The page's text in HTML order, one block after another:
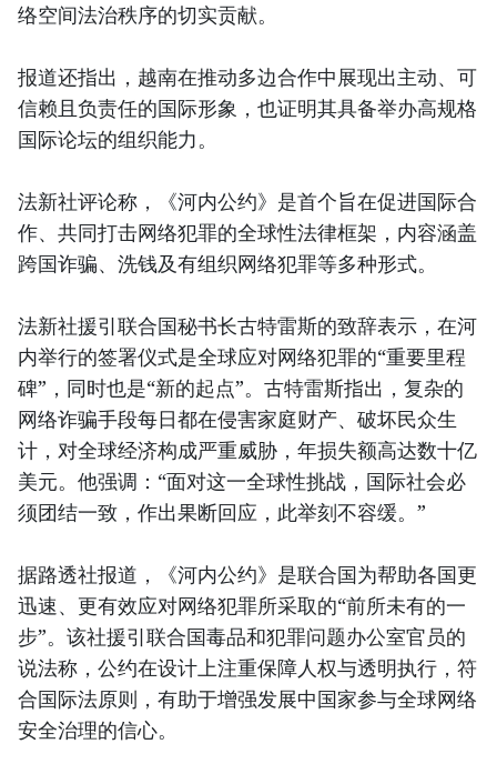
络空间法治秩序的切实贡献。
报道还指出，越南在推动多边合作中展现出主动、可
信赖且负责任的国际形象，也证明其具备举办高规格
国际论坛的组织能力。
法新社评论称，《河内公约》是首个旨在促进国际合
作、共同打击网络犯罪的全球性法律框架，内容涵盖
跨国诈骗、洗钱及有组织网络犯罪等多种形式。
法新社援引联合国秘书长古特雷斯的致辞表示，在河
内举行的签署仪式是全球应对网络犯罪的“重要里程
碑”，同时也是“新的起点”。古特雷斯指出，复杂的
网络诈骗手段每日都在侵害家庭财产、破坏民众生
计，对全球经济构成严重威胁，年损失额高达数十亿
美元。他强调：“面对这一全球性挑战，国际社会必
须团结一致，作出果断回应，此举刻不容缓。”
据路透社报道，《河内公约》是联合国为帮助各国更
迅速、更有效应对网络犯罪所采取的“前所未有的一
步”。该社援引联合国毒品和犯罪问题办公室官员的
说法称，公约在设计上注重保障人权与透明执行，符
合国际法原则，有助于增强发展中国家参与全球网络
安全治理的信心。